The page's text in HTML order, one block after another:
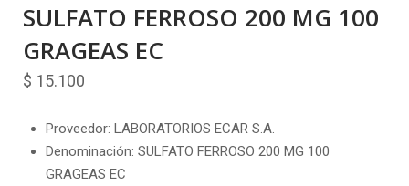
SULFATO FERROSO 200 MG 100
GRAGEAS EC
$ 15.100
Proveedor: LABORATORIOS ECAR S.A.
Denominación: SULFATO FERROSO 200 MG 100
GRAGEAS EC